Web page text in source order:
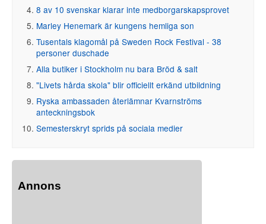
8 av 10 svenskar klarar inte medborgarskapsprovet
Marley Henemark är kungens hemliga son
Tusentals klagomål på Sweden Rock Festival - 38
personer duschade
Alla butiker i Stockholm nu bara Bröd & salt
"Livets hårda skola" blir officiellt erkänd utbildning
Ryska ambassaden återlämnar Kvarnströms
anteckningsbok
Semesterskryt sprids på sociala medier
Annons